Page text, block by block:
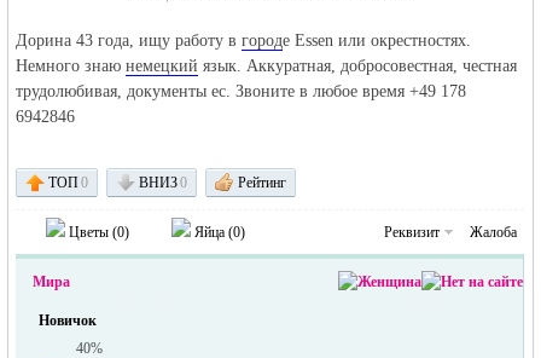
Дорина 43 года, ищу работу вгороде Essen или окрестностях.
Немного знаюнемецкий язык. Аккуратная, добросовестная, честная
трудолюбивая, документы ес. Звоните в любое время +49 178
6942846
ТОП0 ВНИЗ0 Рейтинг
Цветы (0) Яйца (0) Реквизит Жалоба
Мира
Новичок
40%